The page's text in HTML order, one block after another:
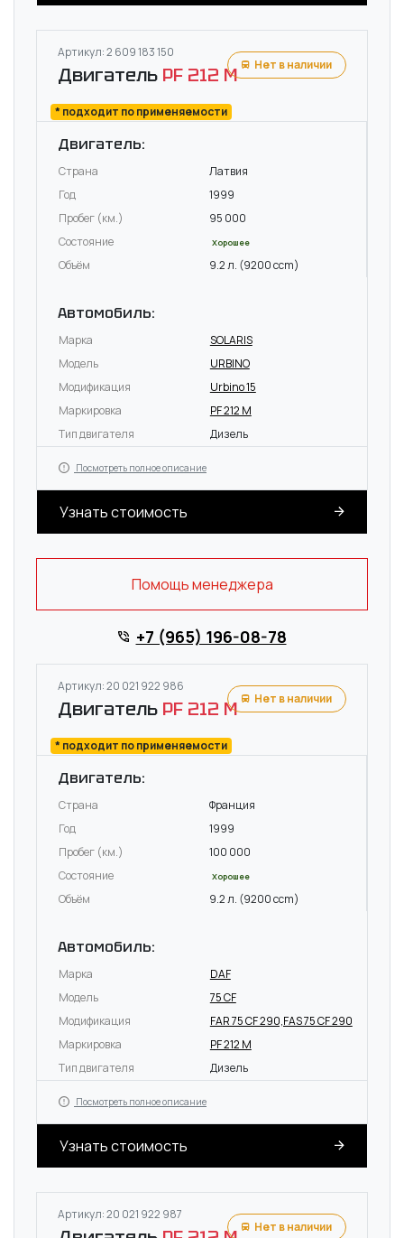
Артикул: 2 609 183 150
Двигатель PF 212 M
* подходит по применяемости
Нет в наличии
Двигатель:
Страна
Латвия
Год
1999
Пробег (км.)
95 000
Состояние
Хорошее
Объём 9.2 л. (9200 ccm)
Автомобиль:
Марка
SOLARIS
Модель
URBINO
Модификация
Urbino 15
Маркировка
PF 212 M
Тип двигателя
Дизель
Посмотреть полное описание
Узнать стоимость
Помощь менеджера
+7 (965) 196-08-78
Артикул: 20 021 922 986
Двигатель PF 212 M
* подходит по применяемости
Нет в наличии
Двигатель:
Страна
Франция
Год
1999
Пробег (км.)
100 000
Состояние
Хорошее
Объём 9.2 л. (9200 ccm)
Автомобиль:
Марка
DAF
Модель
75 CF
Модификация
FAR 75 CF 290,FAS 75 CF 290
Маркировка
PF 212 M
Тип двигателя
Дизель
Посмотреть полное описание
Узнать стоимость
Артикул: 20 021 922 987
Нет в наличии